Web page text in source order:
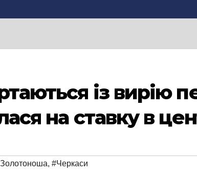
із вирію
на ставку в
, #Черкаси